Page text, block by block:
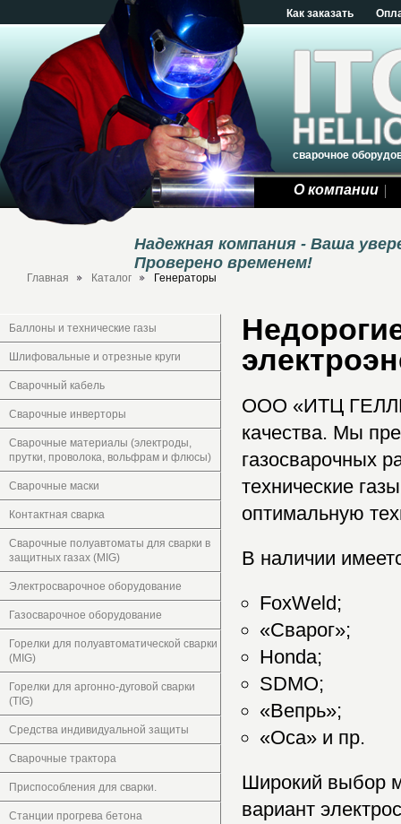
Как заказать
сварочное
О компании
Надежная компания - Ваша
Проверено временем!
Главная Каталог Генераторы
Баллоны и технические газы
Шлифовальные и отрезные круги
Сварочный кабель
Сварочные инверторы
Сварочные материалы (электроды,
прутки, проволока, вольфрам и флюсы)
Сварочные маски
Контактная сварка
Сварочные полуавтоматы для сварки в
защитных газах (MIG)
Электросварочное оборудование
Газосварочное оборудование
Горелки для полуавтоматической сварки
(MIG)
Горелки для аргонно-дуговой сварки
(TIG)
Средства индивидуальной защиты
Сварочные трактора
Приспособления для сварки.
Станции прогрева бетона
ООО «ИТЦ
качества. Мы
газосварочных
технические
оптимальную
В наличии
FoxWeld;
«Сварог»;
Honda;
SDMO;
«Вепрь»;
«Оса» и пр.
Широкий выбор
вариант